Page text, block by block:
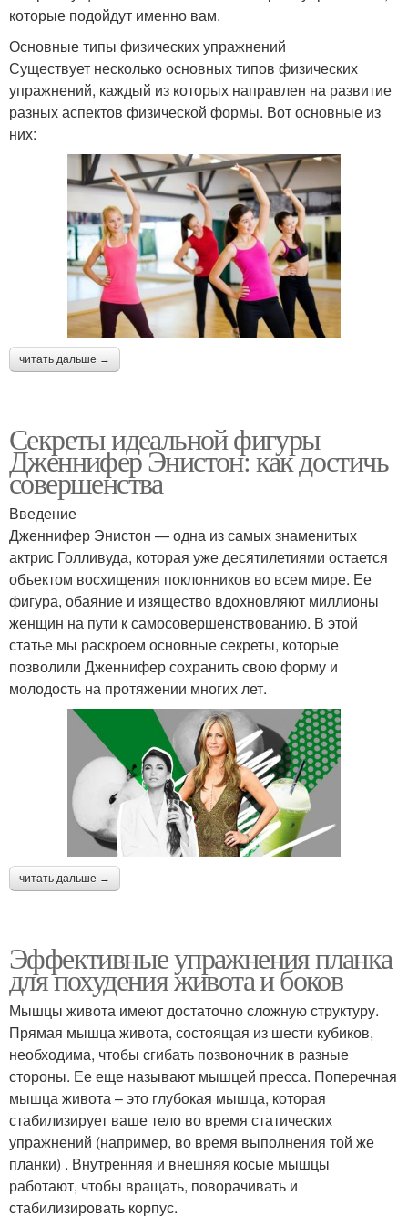
которые подойдут именно вам.
Основные типы физических упражнений
Существует несколько основных типов физических
упражнений, каждый из которых направлен на развитие
разных аспектов физической формы. Вот основные из
них:
читать дальше →
Секреты идеальной фигуры
Дженнифер Энистон: как достичь
совершенства
Введение
Дженнифер Энистон — одна из самых знаменитых
актрис Голливуда, которая уже десятилетиями остается
объектом восхищения поклонников во всем мире. Ее
фигура, обаяние и изящество вдохновляют миллионы
женщин на пути к самосовершенствованию. В этой
статье мы раскроем основные секреты, которые
позволили Дженнифер сохранить свою форму и
молодость на протяжении многих лет.
читать дальше →
Эффективные упражнения планка
для похудения живота и боков
Мышцы живота имеют достаточно сложную структуру.
Прямая мышца живота, состоящая из шести кубиков,
необходима, чтобы сгибать позвоночник в разные
стороны. Ее еще называют мышцей пресса. Поперечная
мышца живота – это глубокая мышца, которая
стабилизирует ваше тело во время статических
упражнений (например, во время выполнения той же
планки) . Внутренняя и внешняя косые мышцы
работают, чтобы вращать, поворачивать и
стабилизировать корпус.